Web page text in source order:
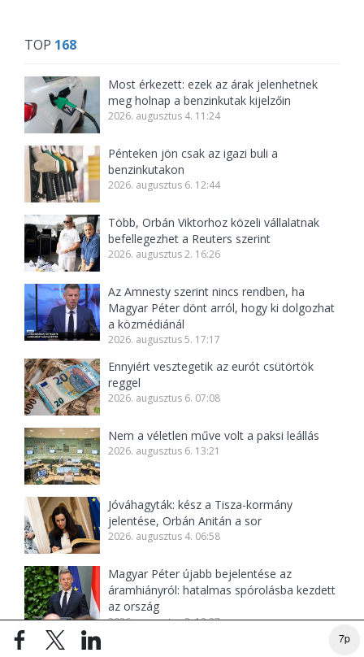
7p
TOP 168
Most érkezett: ezek az árak jelenhetnek
meg holnap a benzinkutak kijelzőin
2026. augusztus 4. 11:24
Pénteken jön csak az igazi buli a
benzinkutakon
2026. augusztus 6. 12:44
Több, Orbán Viktorhoz közeli vállalatnak
befellegezhet a Reuters szerint
2026. augusztus 2. 16:26
Az Amnesty szerint nincs rendben, ha
Magyar Péter dönt arról, hogy ki dolgozhat
a közmédiánál
2026. augusztus 5. 17:17
Ennyiért vesztegetik az eurót csütörtök
reggel
2026. augusztus 6. 07:08
Nem a véletlen műve volt a paksi leállás
2026. augusztus 6. 13:21
Jóváhagyták: kész a Tisza-kormány
jelentése, Orbán Anitán a sor
2026. augusztus 4. 06:58
Magyar Péter újabb bejelentése az
áramhiányról: hatalmas spórolásba kezdett
az ország
2026. augusztus 2. 12:37